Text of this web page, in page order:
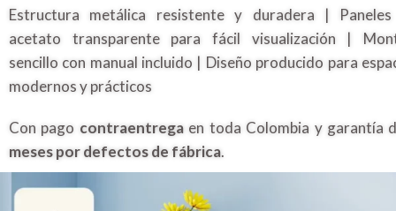
Estructura metálica resistente y duradera |
acetato transparente para fácil visualización |
sencillo con manual incluido | Diseño producido para
modernos y prácticos
Con pago contraentregaen toda Colombia y garantía
meses por defectos de fábrica.